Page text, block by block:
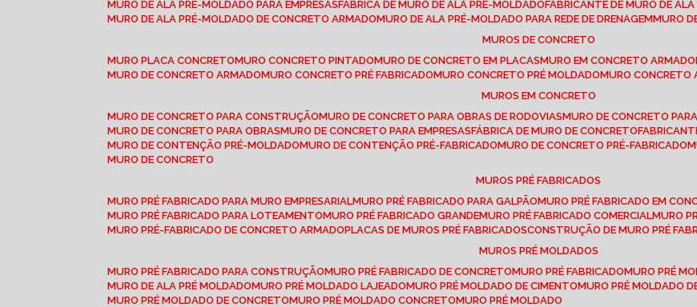
MURO DE ALA PRÉ-MOLDADO PARA EMPRESAS FÁBRICA DE MURO DE ALA PRÉ-MOLDADO FABRICANTE DE MURO DE
MURO DE ALA PRÉ-MOLDADO DE CONCRETO ARMADO
MURO DE ALA PRÉ-MOLDADO PARA REDE DE DRENAGEM MURO
MUROS DE CONCRETO
MURO PLACA CONCRETO
MURO CONCRETO PINTADO MURO DE CONCRETO EM PLACAS MURO EM CONCRETO ARMADO
MURO DE CONCRETO ARMADO
MURO CONCRETO PRÉ FABRICADO MURO CONCRETO PRÉ MOLDADO
MURO
MUROS EM CONCRETO
MURO DE CONCRETO PARA CONSTRUÇÃO
MURO DE CONCRETO PARA OBRAS DE RODOVIAS
MURO DE CONCRETO
MURO DE CONCRETO PARA OBRAS
MURO DE CONCRETO PARA EMPRESAS FÁBRICA DE MURO DE CONCRETO
MURO DE CONTENÇÃO PRÉ-MOLDADO
MURO DE CONTENÇÃO PRÉ-FABRICADO MURO DE CONCRETO PRÉ-FABRICADO
MURO DE CONCRETO
MUROS PRÉ FABRICADOS
MURO PRÉ FABRICADO PARA MURO EMPRESARIAL
MURO PRÉ FABRICADO PARA GALPÃO MURO PRÉ FABRICADO EM
MURO PRÉ FABRICADO PARA LOTEAMENTO
MURO PRÉ FABRICADO GRANDE MURO PRÉ FABRICADO COMERCIAL
MURO
MURO PRÉ-FABRICADO DE CONCRETO ARMADO PLACAS DE MUROS PRÉ FABRICADOS CONSTRUÇÃO DE MURO PRÉ
MUROS PRÉ MOLDADOS
MURO PRÉ FABRICADO PARA CONSTRUÇÃO
MURO PRÉ FABRICADO DE CONCRETO MURO PRÉ FABRICADO MURO PRÉ
MURO DE ALA PRÉ MOLDADO
MURO PRÉ MOLDADO LAJEADO MURO PRÉ MOLDADO DE CIMENTO
MURO PRÉ MOLDADO
MURO PRÉ MOLDADO DE CONCRETO
MURO PRÉ MOLDADO CONCRETO
MURO PRÉ MOLDADO